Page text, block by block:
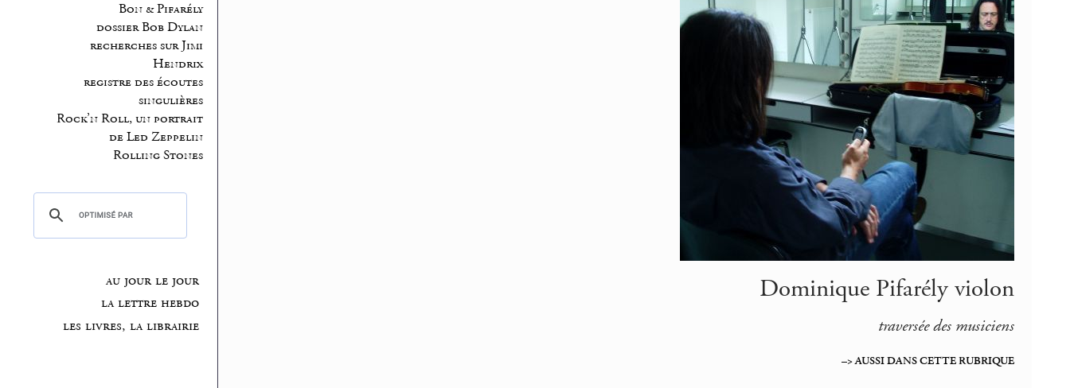
Bon & Pifarély
dossier Bob Dylan
recherches sur Jimi
Hendrix
registre des écoutes
singulières
Rock’n Roll, un portrait
de Led Zeppelin
Rolling Stones
au jour le jour
la lettre hebdo
les livres, la librairie
Dominique Pifarély violon
traversée des musiciens
–> AUSSI DANS CETTE RUBRIQUE